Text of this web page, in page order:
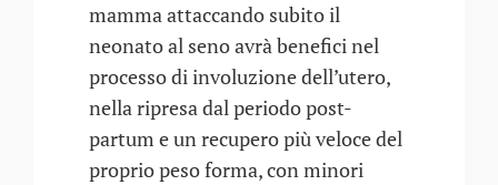
mamma attaccando subito il
neonato al seno avrà benefici nel
processo di involuzione dell’utero,
nella ripresa dal periodo post-
partum e un recupero più veloce del
proprio peso forma, con minori